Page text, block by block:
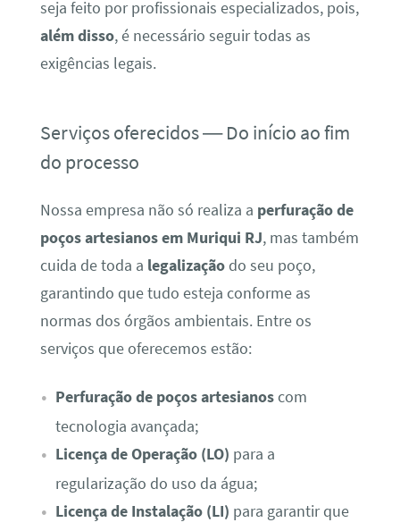
seja feito por profissionais especializados, pois,
além disso, é necessário seguir todas as
exigências legais.
Serviços oferecidos — Do início ao fim
do processo
Nossa empresa não só realiza a perfuração de
poços artesianos em Muriqui RJ, mas também
cuida de toda a legalizaçãodo seu poço,
garantindo que tudo esteja conforme as
normas dos órgãos ambientais. Entre os
serviços que oferecemos estão:
Perfuração de poços artesianoscom
tecnologia avançada;
Licença de Operação (LO) para a
regularização do uso da água;
Licença de Instalação (LI) para garantir que